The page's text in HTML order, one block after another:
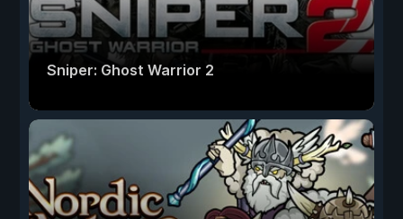
Sniper: Ghost Warrior 2